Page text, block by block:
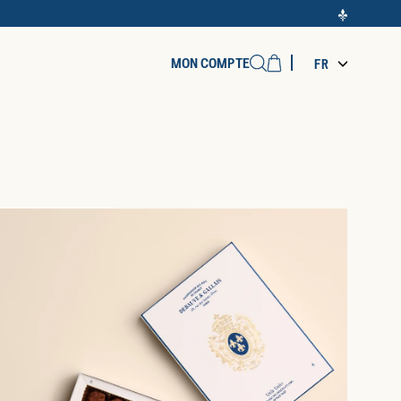
MON COMPTERecherche
Cart FR